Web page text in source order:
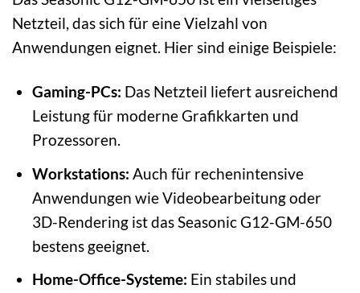
Netzteil, das sich für eine Vielzahl von
Anwendungen eignet. Hier sind einige Beispiele:
Gaming-PCs: Das Netzteil liefert ausreichend
Leistung für moderne Grafikkarten und
Prozessoren.
Workstations: Auch für rechenintensive
Anwendungen wie Videobearbeitung oder
3D-Rendering ist das Seasonic G12-GM-650
bestens geeignet.
Home-Office-Systeme: Ein stabiles und